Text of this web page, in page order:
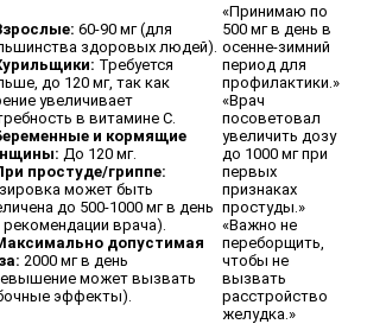
60-90 мг (для
здоровых людей).
Требуется
до 120 мг, так как
увеличивает
в витамине С.
и кормящие
До 120 мг.
простуде/гриппе:
может быть
до 500-1000 мг в день
рекомендации врача).
допустимая
2000 мг в день
может вызвать
эффекты).
«Принимаю по
500 мг в день в
осенне-зимний
период для
профилактики.»
«Врач
посоветовал
увеличить дозу
до 1000 мг при
первых
признаках
простуды.»
«Важно не
переборщить,
чтобы не
вызвать
расстройство
желудка.»